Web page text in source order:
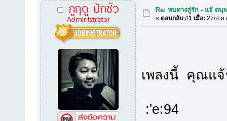
ภูฤดู ปักซัว
Administrator
Re: หนทางสู่รัก - แจ้ ดนุ
«ตอบกลับ #1 เมื่อ: 27/ส.ค
เพลงนี้ คุณแจ้
:'e:94